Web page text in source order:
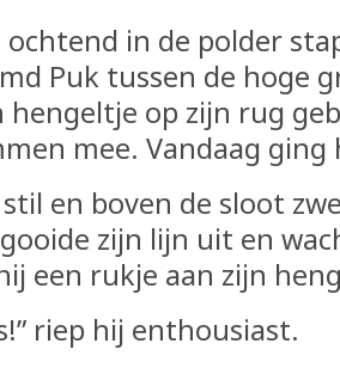
ochtend in de polder
Puk tussen de hoge
hengeltje op zijn rug
mee. Vandaag ging
en boven de sloot
zijn lijn uit en
een rukje aan zijn
riep hij enthousiast.